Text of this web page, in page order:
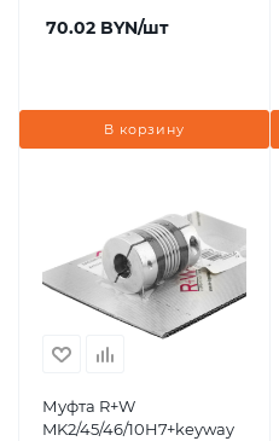
70.02 BYN/шт
В корзину
Муфта R+W
MK2/45/46/10H7+keyway